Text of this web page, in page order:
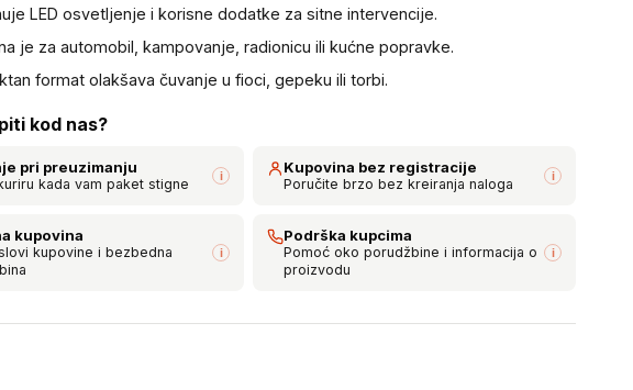
LED osvetljenje i korisne dodatke za sitne intervencije.
je za automobil, kampovanje, radionicu ili kućne popravke.
format olakšava čuvanje u fioci, gepeku ili torbi.
kod nas?
pri preuzimanju
kada vam paket stigne i Kupovina bez registracije
Poručite brzo bez kreiranja naloga i
kupovina
kupovine i bezbedna
i
Podrška kupcima
Pomoć oko porudžbine i informacija o
proizvodu
i